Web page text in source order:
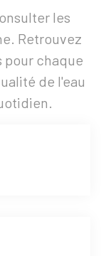
les
Retrouvez
chaque
de l'eau